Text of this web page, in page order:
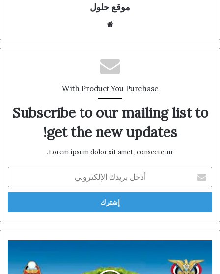
موقع حلول
With Product You Purchase
Subscribe to our mailing list to
get the new updates!
Lorem ipsum dolor sit amet, consectetur.
بريدك
الإلكتروني